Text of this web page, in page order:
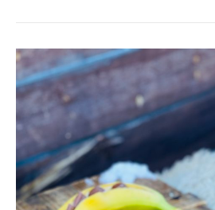
HAJKBAKANER
GLASS